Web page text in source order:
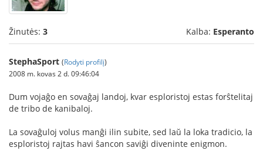
Žinutės: 3 Kalba: Esperanto
StephaSport (Rodyti profilį)
2008 m. kovas 2 d. 09:46:04
Dum vojaĝo en sovaĝaj landoj, kvar esploristoj estas forŝtelitaj
de tribo de kanibaloj.
La sovaĝuloj volus manĝi ilin subite, sed laŭ la loka tradicio, la
esploristoj rajtas havi ŝancon saviĝi diveninte enigmon.